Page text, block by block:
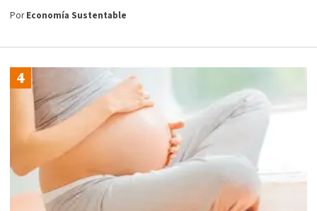
PorEconomía Sustentable